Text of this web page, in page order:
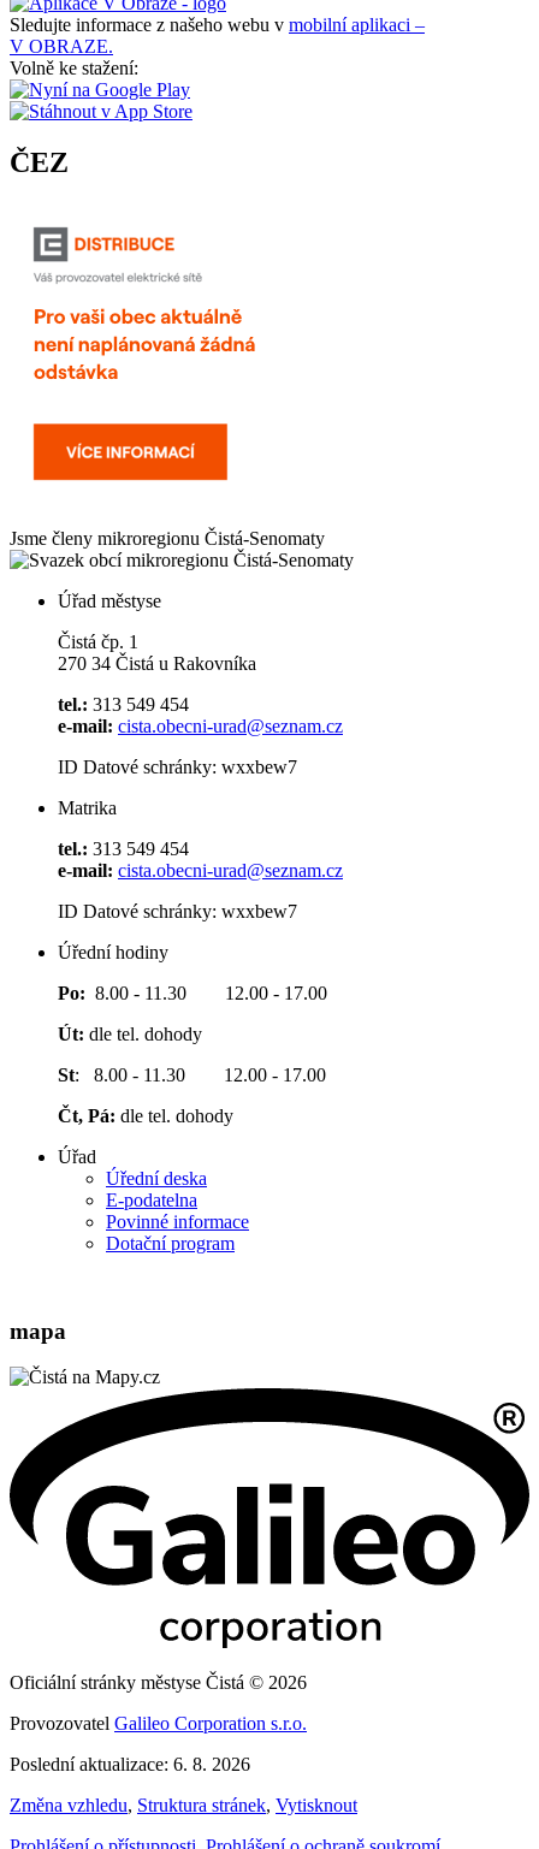
Sledujte informace z našeho webu v mobilní aplikaci –
V OBRAZE.
Volně ke stažení:
ČEZ
Jsme členy mikroregionu Čistá-Senomaty
Úřad městyse
Čistá čp. 1
270 34 Čistá u Rakovníka
tel.: 313 549 454
e-mail: cista.obecni-urad@seznam.cz
ID Datové schránky: wxxbew7
Matrika
tel.: 313 549 454
e-mail: cista.obecni-urad@seznam.cz
ID Datové schránky: wxxbew7
Úřední hodiny
Po: 8.00 - 11.30 12.00 - 17.00
Út: dle tel. dohody
St: 8.00 - 11.30 12.00 - 17.00
Čt, Pá: dle tel. dohody
Úřad
Úřední deska
E-podatelna
Povinné informace
Dotační program
mapa
Oficiální stránky městyse Čistá © 2026
Provozovatel Galileo Corporation s.r.o.
Poslední aktualizace: 6. 8. 2026
Změna vzhledu, Struktura stránek, Vytisknout